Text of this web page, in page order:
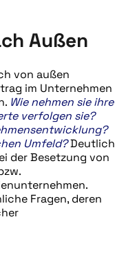
Außen
von außen
im Unternehmen
Wie nehmen sie ihre
verfolgen sie?
Umfeld?Deutlich
der Besetzung von
Fragen, deren